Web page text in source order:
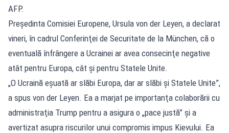
AFP.
Preşedinta Comisiei Europene, Ursula von der Leyen, a declarat
vineri, în cadrul Conferinţei de Securitate de la München, că o
eventuală înfrângere a Ucrainei ar avea consecinţe negative
atât pentru Europa, cât şi pentru Statele Unite.
„O Ucraină eşuată ar slăbi Europa, dar ar slăbi şi Statele Unite”,
a spus von der Leyen. Ea a marjat pe importanţa colaborării cu
administraţia Trump pentru a asigura o „pace justă” şi a
avertizat asupra riscurilor unui compromis impus Kievului. Ea